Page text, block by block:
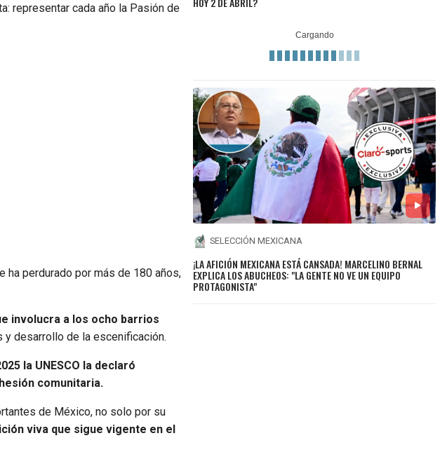
representar cada año la Pasión de
ha perdurado por más de 180 años,
involucra a los ocho barrios
y desarrollo de la escenificación.
la UNESCO la declaró
comunitaria.
de México, no solo por su
viva que sigue vigente en el
SELECCIÓN MEXICANA
¡LA AFICIÓN MEXICANA ESTÁ CANSADA! MARCELINO BERNAL
EXPLICA LOS ABUCHEOS: "LA GENTE NO VE UN EQUIPO
PROTAGONISTA"